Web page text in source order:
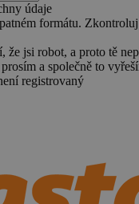
údaje
formátu.
že jsi robot, a proto tě
prosím a společně to
registrovaný